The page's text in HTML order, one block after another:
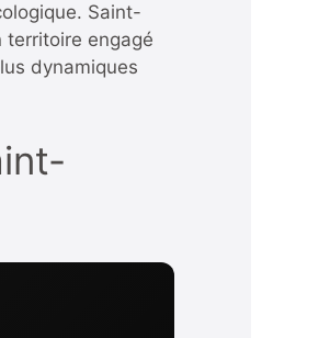
Saint-
territoire engagé
dynamiques